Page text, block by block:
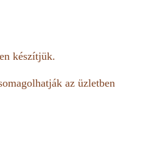
készítjük.
az üzletben